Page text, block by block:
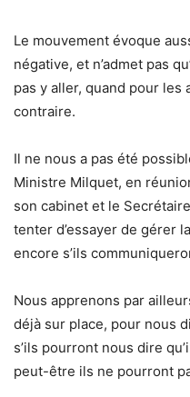
Le mouvement évoque
négative, et n’admet pas
pas y aller, quand pour les
contraire.
Il ne nous a pas été
Ministre Milquet, en
son cabinet et le
tenter d’essayer de gérer
encore s’ils
Nous apprenons par
déjà sur place, pour nous
s’ils pourront nous dire
peut-être ils ne pourront